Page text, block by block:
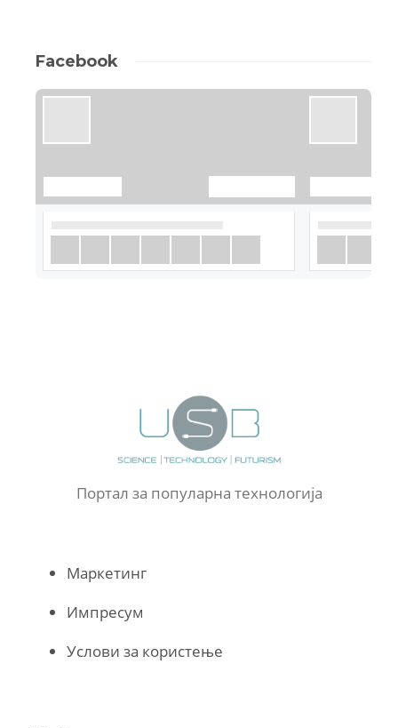
Facebook
Портал за популарна технологија
Маркетинг
Импресум
Услови за користење